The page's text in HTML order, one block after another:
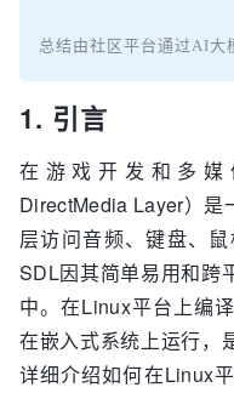
总结由社区平台通过AI大
1. 引言
在游戏开发和多媒
DirectMedia Layer）是
层访问音频、键盘、
SDL因其简单易用和跨
中。在Linux平台上编
在嵌入式系统上运行，
详细介绍如何在Linux